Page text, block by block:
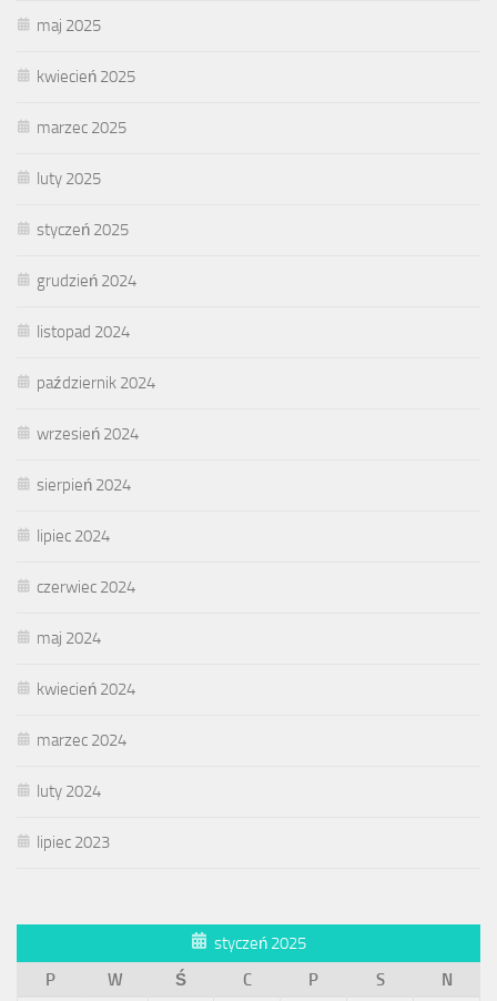
maj 2025
kwiecień 2025
marzec 2025
luty 2025
styczeń 2025
grudzień 2024
listopad 2024
październik 2024
wrzesień 2024
sierpień 2024
lipiec 2024
czerwiec 2024
maj 2024
kwiecień 2024
marzec 2024
luty 2024
lipiec 2023
styczeń 2025
P
W Ś C P S
N